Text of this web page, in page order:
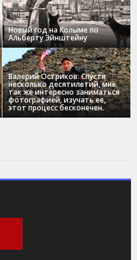
Новый год на Колыме по
Альберту Эйнштейну
Валерий Остриков: Спустя
несколько десятилетий, мне
так же интересно заниматься
фотографией, изучать ее,
этот процесс бесконечен.